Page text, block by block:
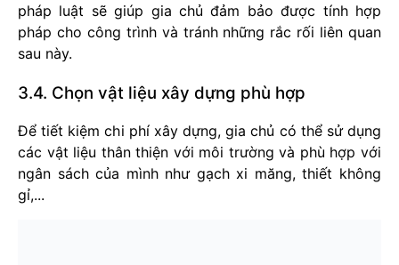
pháp luật sẽ giúp gia chủ đảm bảo được tính hợp
pháp cho công trình và tránh những rắc rối liên quan
sau này.
3.4. Chọn vật liệu xây dựng phù hợp
Để tiết kiệm chi phí xây dựng, gia chủ có thể sử dụng
các vật liệu thân thiện với môi trường và phù hợp với
ngân sách của mình như gạch xi măng, thiết không
gỉ,...